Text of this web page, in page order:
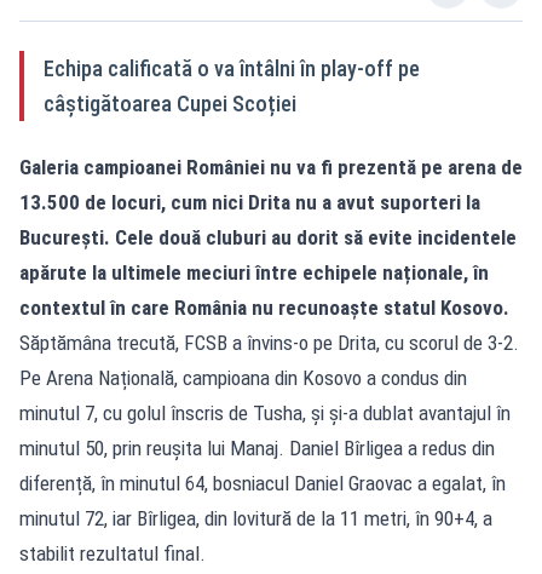
Echipa calificată o va întâlni în play-off pe
câștigătoarea Cupei Scoției
Galeria campioanei României nu va fi prezentă pe arena de
13.500 de locuri, cum nici Drita nu a avut suporteri la
București. Cele două cluburi au dorit să evite incidentele
apărute la ultimele meciuri între echipele naționale, în
contextul în care România nu recunoaște statul Kosovo.
Săptămâna trecută, FCSB a învins-o pe Drita, cu scorul de 3-2.
Pe Arena Națională, campioana din Kosovo a condus din
minutul 7, cu golul înscris de Tusha, și și-a dublat avantajul în
minutul 50, prin reușita lui Manaj. Daniel Bîrligea a redus din
diferență, în minutul 64, bosniacul Daniel Graovac a egalat, în
minutul 72, iar Bîrligea, din lovitură de la 11 metri, în 90+4, a
stabilit rezultatul final.